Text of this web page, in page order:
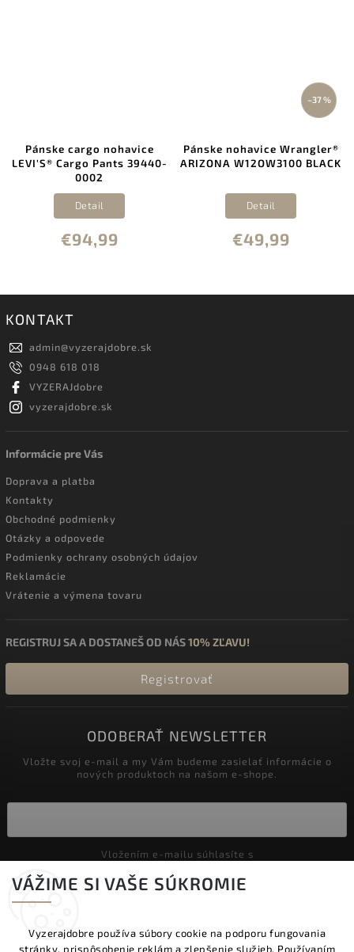
VÁŽIME SI VAŠE SÚKROMIE
Vyzerajdobre používa súbory cookie na podporu fungovania
stránky, prispôsobenie reklám a zlepšenie služieb. Používaním
Pánske cargo nohavice
LEVI'S® Cargo Pants 39440-
0002
€94,99
Detail
–37 %
Pánske nohavice Wrangler®
ARIZONA W12OW3100 BLACK
€49,99
Detail
KONTAKT
admin@vyzerajdobre.sk
0948 618 018
VYZERAJdobre
vyzerajdobre.sk
Informácie pre Vás
Doprava a platba
Kontakty
Obchodné podmienky
Otázky a odpovede
Podmienky ochrany osobných údajov
Reklamácie
Vrátenie a výmena tovaru
REGISTRUJ SA A DOSTANEŠ OD NÁS10% ZĽAVU!
Registrovať
ODOBERAŤ NEWSLETTER
Vložte svoj e-mail a my Vám budeme zasielať informácie o
nových produktoch na našom e-shope.